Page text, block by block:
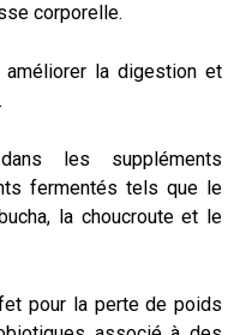
corporelle.
la digestion et
les suppléments
fermentés tels que le
la choucroute et le
pour la perte de poids